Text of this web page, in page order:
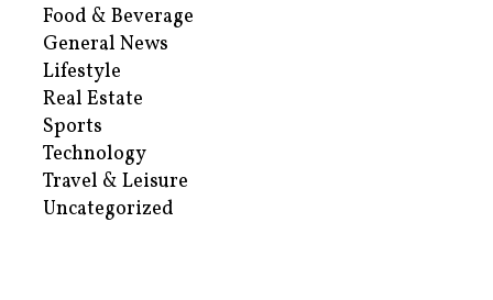
Food & Beverage
General News
Lifestyle
Real Estate
Sports
Technology
Travel & Leisure
Uncategorized